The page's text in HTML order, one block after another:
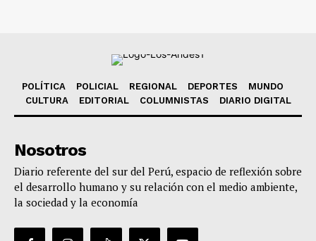
POLÍTICA POLICIAL REGIONAL DEPORTES
MUNDO
CULTURA
EDITORIAL COLUMNISTAS DIARIO DIGITAL
Nosotros
Diario referente del sur del Perú, espacio de reflexión sobre
el desarrollo humano y su relación con el medio ambiente,
la sociedad y la economía